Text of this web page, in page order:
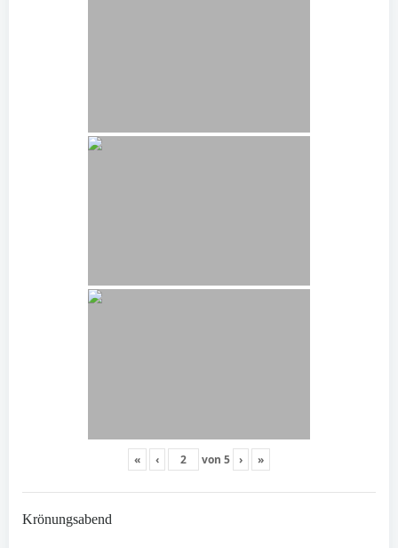
« ‹ von 5 › »
Krönungsabend